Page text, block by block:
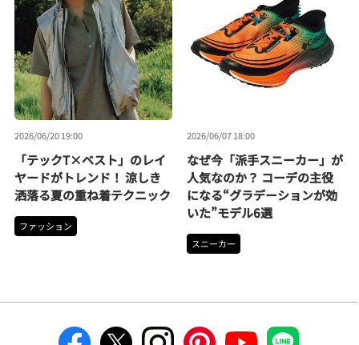
2026/06/20 19:00
「テックT×ベスト」のレイ
ヤードがトレンド！ 涼しき
洒落る夏の重ね着テクニック
ファッション
2026/06/07 18:00
なぜ今「派手スニーカー」が
人気なのか？ コーデの主役
になる“グラデーションが効
いた”モデル6選
スニーカー